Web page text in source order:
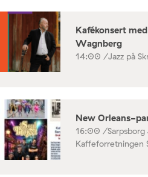
Kafékonsert
Wagnberg
14:00 /Jazz på
New Orleans-
16:00 /
Kaffeforretningen